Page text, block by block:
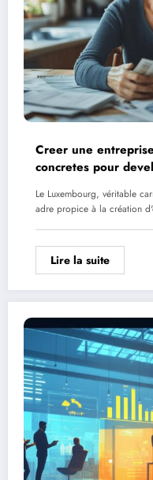
Creer une
concretes pour
Le Luxembourg, véritable
adre propice à la création
Lire la suite